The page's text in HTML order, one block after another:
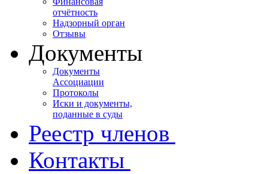
отчётность
Надзорный орган
Отзывы
Документы
Документы
Ассоциации
Протоколы
Иски и документы,
поданные в суды
Реестр членов
Контакты